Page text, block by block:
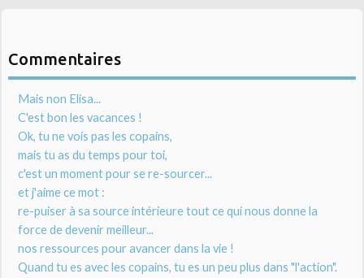
Commentaires
Mais non Elisa...
C'est bon les vacances !
Ok, tu ne vois pas les copains,
mais tu as du temps pour toi,
c'est un moment pour se re-sourcer...
et j'aime ce mot :
re-puiser à sa source intérieure tout ce qui nous donne la
force de devenir meilleur...
nos ressources pour avancer dans la vie !
Quand tu es avec les copains, tu es un peu plus dans "l'action".